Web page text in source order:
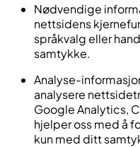
Nødvendige
nettsidens
språkvalg eller
samtykke.
Analyse-
analysere
Google Analytics,
hjelper oss med å
kun med ditt